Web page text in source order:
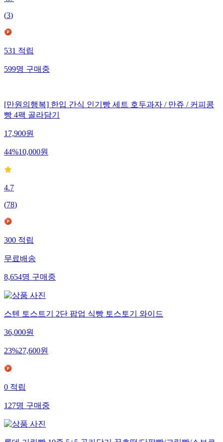
(3)
531적립
599명구매중
[만원의행복] 한입 간식 인기빵 세트 호두과자 / 만쥬 / 커피콩
빵 4팩 골라담기
17,900원
44%10,000원
4.7
(78)
300적립
무료배송
8,654명구매중
스텐 토스트기 2단 팝업 식빵 토스토기 와이드
36,000원
23%27,600원
0적립
127명구매중